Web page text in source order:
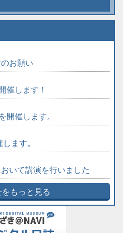
お願い
催します！
開催します。
ます。
いて講演を行いました
もっと見る